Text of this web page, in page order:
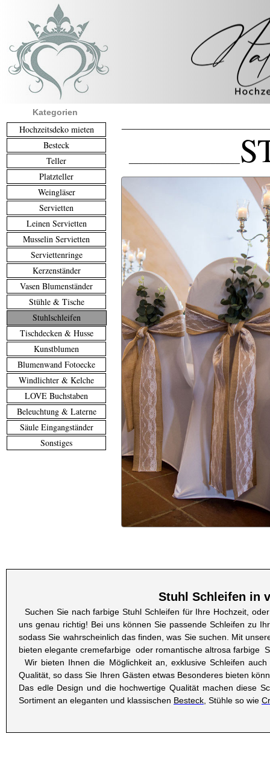
Kategorien
Hochzeitsdeko mieten
Besteck
Teller
Platzteller
Weingläser
Servietten
Leinen Servietten
Musselin Servietten
Serviettenringe
Kerzenständer
Vasen Blumenständer
Stühle & Tische
Stuhlschleifen
Tischdecken & Husse
Kunstblumen
Blumenwand Fotoecke
Windlichter & Kelche
LOVE Buchstaben
Beleuchtung & Laterne
Säule Eingangständer
Sonstiges
Stuhl Schleifen in
Suchen Sie nach farbige Stuhl Schleifen für Ihre Hochzeit,
uns genau richtig! Bei uns können Sie passende Schleifen zu
sodass Sie wahrscheinlich das finden, was Sie suchen. Mit
bieten elegante cremefarbige oder romantische altrosa farbige
Wir bieten Ihnen die Möglichkeit an, exklusive Schleifen
Qualität, so dass Sie Ihren Gästen etwas Besonderes bieten
Das edle Design und die hochwertige Qualität machen diese
Sortiment an eleganten und klassischen Besteck , Stühle so wie